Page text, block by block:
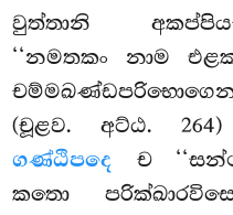
වුත්තානි
‘‘නමතකං නාම
(චූළව. අට්ඨ.
ගණ්ඨිපදෙ ච
කතො